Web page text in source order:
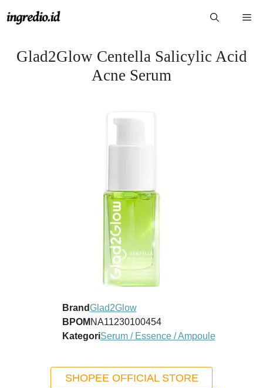
ke
Glad2Glow Centella Salicylic Acid
Acne Serum
BrandGlad2Glow
BPOM NA11230100454
KategoriSerum / Essence / Ampoule
SHOPEE OFFICIAL STORE